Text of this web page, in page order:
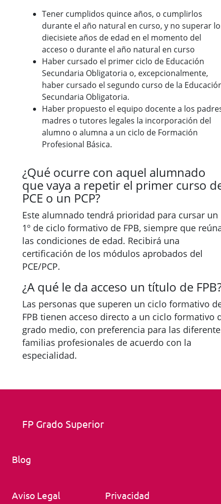
Tener cumplidos quince años, o cumplirlos
durante el año natural en curso, y no superar
diecisiete años de edad en el momento del
acceso o durante el año natural en curso
Haber cursado el primer ciclo de Educación
Secundaria Obligatoria o, excepcionalmente,
haber cursado el segundo curso de la
Secundaria Obligatoria.
Haber propuesto el equipo docente a los
madres o tutores legales la incorporación del
alumno o alumna a un ciclo de Formación
Profesional Básica.
¿Qué ocurre con aquel alumnado
que vaya a repetir el primer curso
PCE o un PCP?
Este alumnado tendrá prioridad para cursar un
1º de ciclo formativo de FPB, siempre que
las condiciones de edad. Recibirá una
certificación de los módulos aprobados del
PCE/PCP.
¿A qué le da acceso un título de
Las personas que superen un ciclo formativo
FPB tienen acceso directo a un ciclo formativo
grado medio, con preferencia para las
familias profesionales de acuerdo con la
especialidad.
FP Grado Superior
Blog
Aviso Legal Privacidad